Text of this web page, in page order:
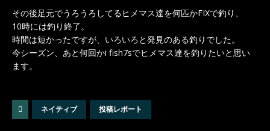
その後足元でうろうろしてるヒメマス達を何匹かFIXで釣り、
10時には釣り終了。
時間は短かったですが、いろいろと発見のある釣りでした。
今シーズン、あと何回かi fish7sでヒメマス達を釣りたいと思い
ます。
ネイティブ 投稿レポート